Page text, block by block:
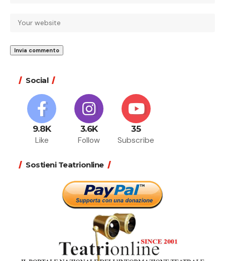
Social
9.8K
Like
3.6K
Follow
35
Subscribe
Sostieni Teatrionline